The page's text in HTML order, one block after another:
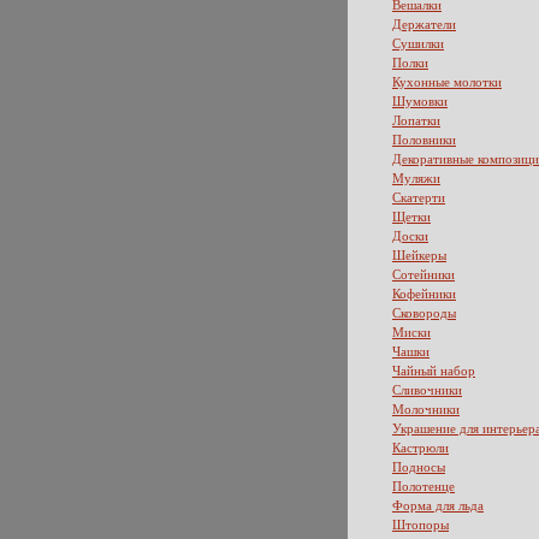
Вешалки
Держатели
Сушилки
Полки
Кухонные молотки
Шумовки
Лопатки
Половники
Декоративные
Муляжи
Скатерти
Щетки
Доски
Шейкеры
Сотейники
Кофейники
Сковороды
Миски
Чашки
Чайный набор
Сливочники
Молочники
Украшение для
Кастрюли
Подносы
Полотенце
Форма для льда
Штопоры